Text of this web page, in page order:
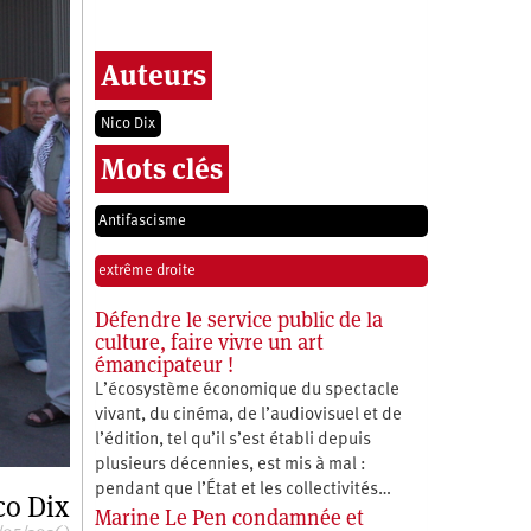
Dix
Auteurs
Nico Dix
Mots clés
Antifascisme
extrême droite
Défendre le service public de la
culture, faire vivre un art
émancipateur !
L’écosystème économique du spectacle
vivant, du cinéma, de l’audiovisuel et de
l’édition, tel qu’il s’est établi depuis
plusieurs décennies, est mis à mal :
pendant que l’État et les collectivités…
Marine Le Pen condamnée et